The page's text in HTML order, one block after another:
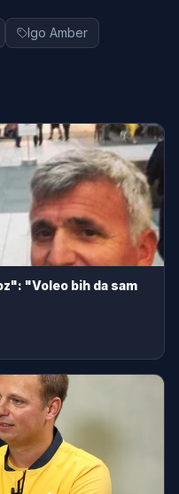
Igo Amber
"Voleo bih da sam